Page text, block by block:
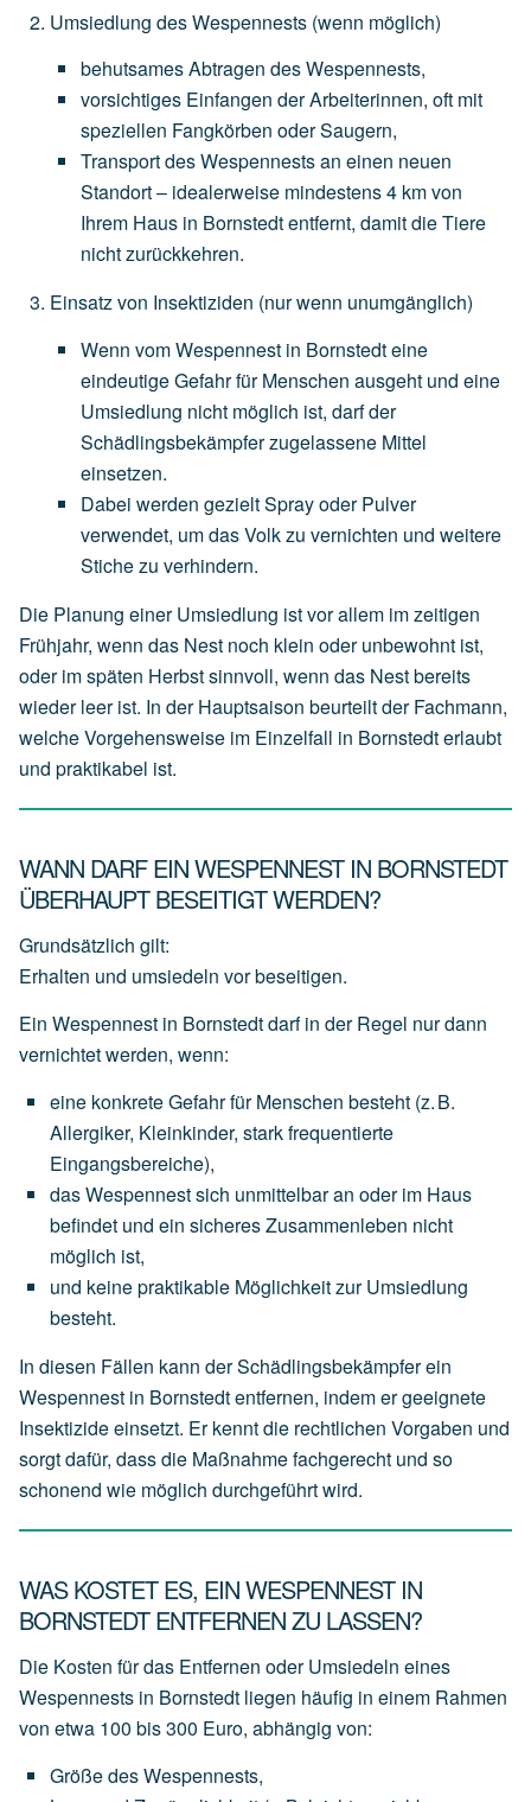
Umsiedlung des Wespennests (wenn möglich)
behutsamesAbtragen desWespennests,
vorsichtiges Einfangen derArbeiterinnen, oft mit
speziellen Fangkörben oderSaugern,
TransportdesWespennestsan einen neuen
Standort– idealerweise mindestens4 kmvon
Ihrem Haus in Bornstedtentfernt, damitdieTiere
nichtzurückkehren.
Einsatz von Insektiziden (nurwenn unumgänglich)
Wenn vomWespennest in Bornstedteine
eindeutigeGefahrfür Menschen ausgeht und eine
Umsiedlung nicht möglich ist, darfder
Schädlingsbekämpferzugelassene Mittel
einsetzen.
Dabei werden gezieltSprayoder Pulver
verwendet, umdasVolkzu vernichten und weitere
Stichezu verhindern.
Die Planung einer Umsiedlung ist vor allem im zeitigen
Frühjahr, wenn das Nest noch klein oder unbewohnt ist,
oder im späten Herbst sinnvoll, wenn das Nest bereits
wieder leer ist. In der Hauptsaison beurteilt der Fachmann,
welche Vorgehensweise im Einzelfall in Bornstedt erlaubt
und praktikabel ist.
WANN DARF EIN WESPENNEST IN BORNSTEDT
ÜBERHAUPT BESEITIGT WERDEN?
Grundsätzlich gilt:
Erhalten und umsiedeln vor beseitigen.
Ein Wespennest in Bornstedt darf in der Regel nur dann
vernichtet werden, wenn:
eine konkrete Gefahr für Menschen besteht (z.B.
Allergiker, Kleinkinder, starkfrequentierte
Eingangsbereiche),
dasWespennestsich unmittelbar an oder im Haus
befindet und ein sicheresZusammenleben nicht
möglich ist,
und keinepraktikable Möglichkeitzur Umsiedlung
besteht.
In diesen Fällen kann der Schädlingsbekämpfer ein
Wespennest in Bornstedt entfernen, indem er geeignete
Insektizide einsetzt. Er kennt die rechtlichen Vorgaben und
sorgt dafür, dass die Maßnahme fachgerecht und so
schonend wie möglich durchgeführt wird.
WAS KOSTET ES, EIN WESPENNEST IN
BORNSTEDT ENTFERNEN ZU LASSEN?
Die Kosten für das Entfernen oder Umsiedeln eines
Wespennests in Bornstedt liegen häufig in einem Rahmen
von etwa 100 bis 300 Euro, abhängig von:
Größe des Wespennests,